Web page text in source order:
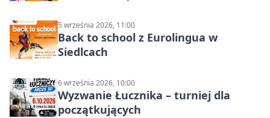
5 września 2026, 11:00
Back to school z Eurolingua w
Siedlcach
6 września 2026, 10:00
Wyzwanie Łucznika – turniej dla
początkujących